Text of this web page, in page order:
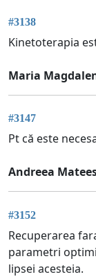
#3138
Kinetoterapia
Maria
#3147
Pt că este
Andreea
#3152
Recuperarea
parametri
lipsei acesteia.